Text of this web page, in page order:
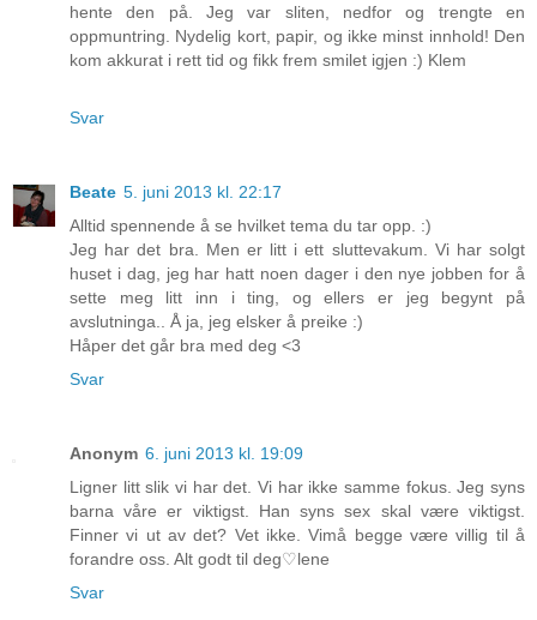
hente den på. Jeg var sliten, nedfor og trengte en
oppmuntring. Nydelig kort, papir, og ikke minst innhold! Den
kom akkurat i rett tid og fikk frem smilet igjen :) Klem
Svar
Beate 5. juni 2013 kl. 22:17
Alltid spennende å se hvilket tema du tar opp. :)
Jeg har det bra. Men er litt i ett sluttevakum. Vi har solgt
huset i dag, jeg har hatt noen dager i den nye jobben for å
sette meg litt inn i ting, og ellers er jeg begynt på
avslutninga.. Å ja, jeg elsker å preike :)
Håper det går bra med deg <3
Svar
Anonym 6. juni 2013 kl. 19:09
Ligner litt slik vi har det. Vi har ikke samme fokus. Jeg syns
barna våre er viktigst. Han syns sex skal være viktigst.
Finner vi ut av det? Vet ikke. Vimå begge være villig til å
forandre oss. Alt godt til deg♡lene
Svar